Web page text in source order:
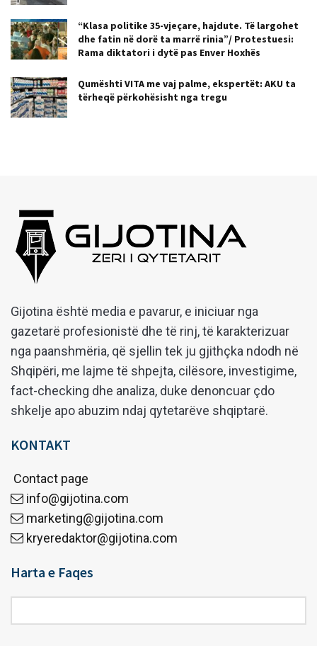
“Klasa politike 35-vjeçare, hajdute. Të largohet
dhe fatin në dorë ta marrë rinia”/ Protestuesi:
Rama diktatori i dytë pas Enver Hoxhës
Qumështi VITA me vaj palme, ekspertët: AKU ta
tërheqë përkohësisht nga tregu
Gijotina është media e pavarur, e iniciuar nga
gazetarë profesionistë dhe të rinj, të karakterizuar
nga paanshmëria, që sjellin tek ju gjithçka ndodh në
Shqipëri, me lajme të shpejta, cilësore, investigime,
fact-checking dhe analiza, duke denoncuar çdo
shkelje apo abuzim ndaj qytetarëve shqiptarë.
KONTAKT
Contact page
info@gijotina.com
marketing@gijotina.com
kryeredaktor@gijotina.com
Harta e Faqes
e